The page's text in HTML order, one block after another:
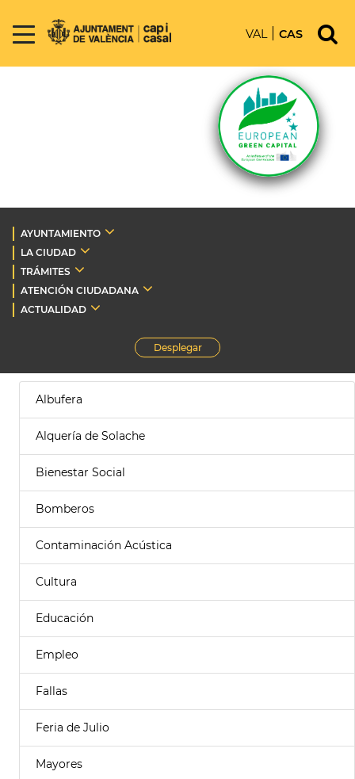
VAL CAS
AYUNTAMIENTO
LA CIUDAD
TRÁMITES
ATENCIÓN CIUDADANA
ACTUALIDAD
Desplegar
Albufera
Alquería de Solache
Bienestar Social
Bomberos
Contaminación Acústica
Cultura
Educación
Empleo
Fallas
Feria de Julio
Mayores